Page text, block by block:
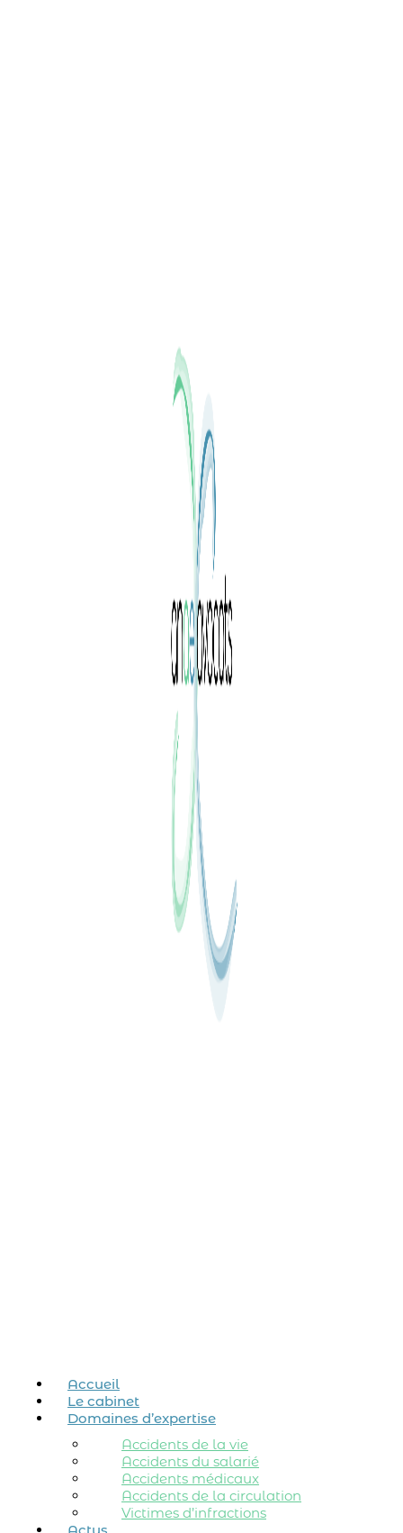
Accueil
Le cabinet
Domaines d’expertise
Accidents de la vie
Accidents du salarié
Accidents médicaux
Accidents de la circulation
Victimes d’infractions